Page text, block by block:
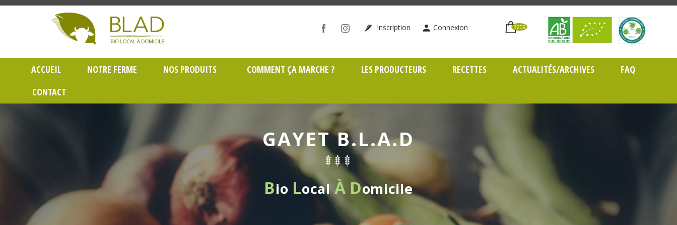
Inscription Connexion 3209
ACCUEIL NOTRE FERME NOS PRODUITS COMMENT ÇA MARCHE ? LES PRODUCTEURS RECETTES ACTUALITÉS/ARCHIVES
FAQ
CONTACT
GAYET B.L.A.D
Bio LocalÀ Domicile